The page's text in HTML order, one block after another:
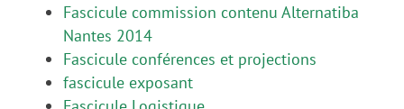
Fascicule commission contenu Alternatiba
Nantes 2014
Fascicule conférences et projections
fascicule exposant